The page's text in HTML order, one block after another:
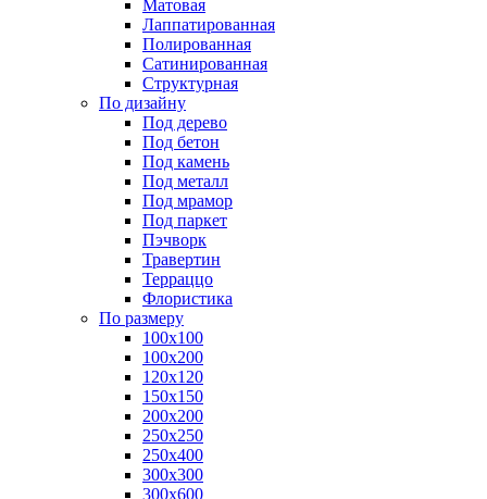
Матовая
Лаппатированная
Полированная
Сатинированная
Структурная
По дизайну
Под дерево
Под бетон
Под камень
Под металл
Под мрамор
Под паркет
Пэчворк
Травертин
Терраццо
Флористика
По размеру
100х100
100х200
120х120
150х150
200х200
250х250
250х400
300х300
300х600